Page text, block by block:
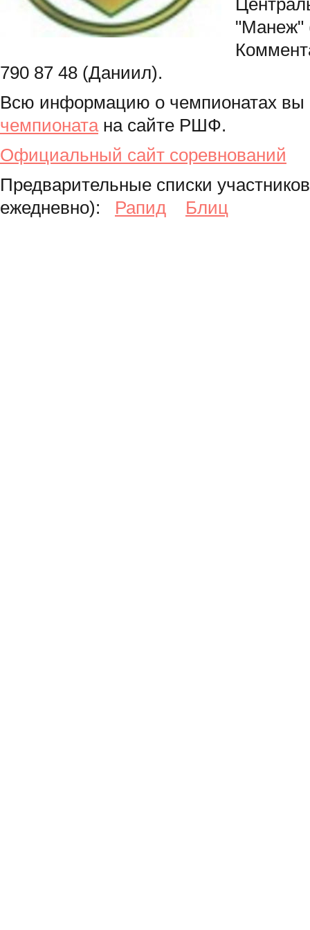
"Манеж"
790 87 48 (Даниил).
Всю информацию о чемпионатах вы
чемпионатана сайте РШФ.
Официальный сайт соревнований
Предварительные списки
ежедневно): Рапид Блиц